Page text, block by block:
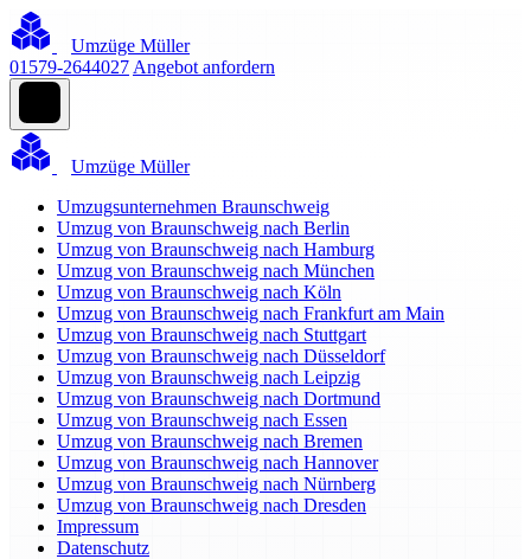
Umzüge Müller
01579-2644027 Angebot anfordern
Umzüge Müller
Umzugsunternehmen Braunschweig
Umzug von Braunschweig nach Berlin
Umzug von Braunschweig nach Hamburg
Umzug von Braunschweig nach München
Umzug von Braunschweig nach Köln
Umzug von Braunschweig nach Frankfurt am Main
Umzug von Braunschweig nach Stuttgart
Umzug von Braunschweig nach Düsseldorf
Umzug von Braunschweig nach Leipzig
Umzug von Braunschweig nach Dortmund
Umzug von Braunschweig nach Essen
Umzug von Braunschweig nach Bremen
Umzug von Braunschweig nach Hannover
Umzug von Braunschweig nach Nürnberg
Umzug von Braunschweig nach Dresden
Impressum
Datenschutz